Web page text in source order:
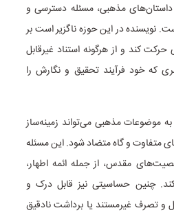
مذهبی، مسئله دسترسی و
نویسنده در این حوزه ناگزیر است بر
کند و از هرگونه استناد غیرقابل
که خود فرآیند تحقیق و نگارش را
موضوعات مذهبی می‌تواند زمینه‌ساز
متفاوت و گاه متضاد شود. این مسئله
مقدس، از جمله ائمه اطهار،
چنین حساسیتی نیز قابل درک و
و تصرف غیرمستند یا برداشت نادقیق